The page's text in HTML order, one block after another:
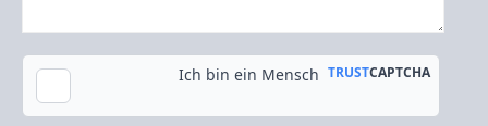
Kopie an meine E-Mail-Adresse senden